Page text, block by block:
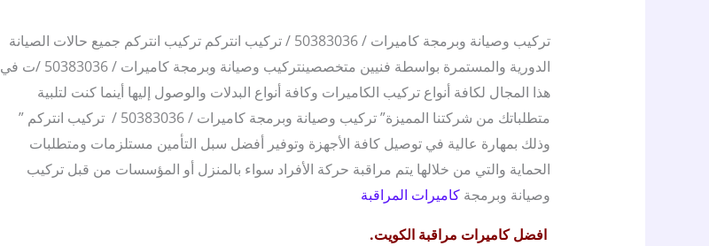
تركيب وصيانة وبرمجة كاميرات / 50383036 / تركيب انتركم ت
ركيب انتركم جميع حالات الصيانة
الدورية والمستمرة بواسطة فنيين متخصصينتركيب وصيانة وبرمجة كاميرات / 50383036 /ت في
هذا المجال لكافة أنواع تركيب الكاميرات وكافة أنواع البدلات والوصول إليها أينما كنت لتلبية
متطلباتك من شركتنا المميزة” تركيب وصيانة وبرمجة كاميرات / 50383036 / تركيب انتركم ”
وذلك بمهارة عالية في توصيل كافة الأجهزة وتوفير أفضل سبل التأمين مستلزمات ومتطلبات
الحماية والتي من خلالها يتم مراقبة حركة الأفراد سواء بالمنزل أو المؤسسات من قبل تركيب
وصيانة وبرمجة كاميرات المراقبة
افضل كاميرات مراقبة الكويت.